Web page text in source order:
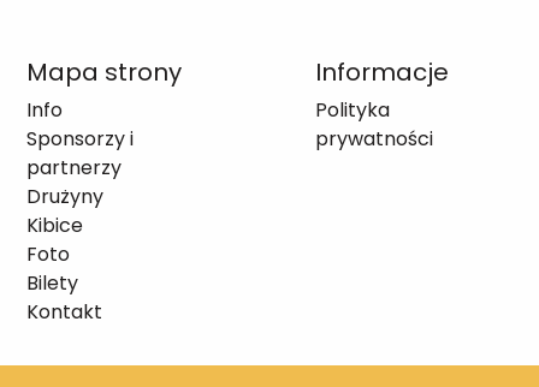
Mapa strony
Info
Sponsorzy i
partnerzy
Drużyny
Kibice
Foto
Bilety
Kontakt
Informacje
Polityka
prywatności